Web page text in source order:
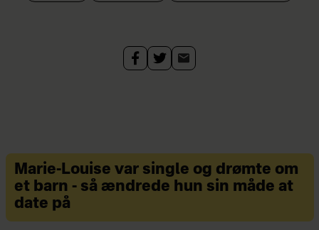
Marie-Louise var single og drømte om
et barn - så ændrede hun sin måde at
date på